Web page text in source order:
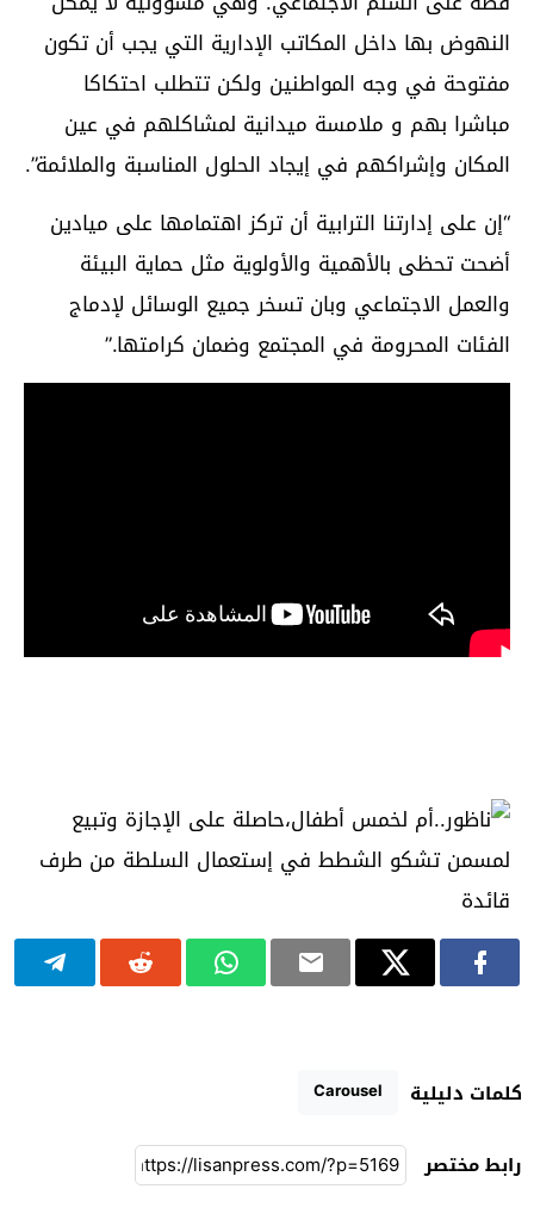
النهوض بها داخل المكاتب الإدارية التي يجب أن تكون
مفتوحة في وجه المواطنين ولكن تتطلب احتكاكا
مباشرا بهم و ملامسة ميدانية لمشاكلهم في عين
المكان وإشراكهم في إيجاد الحلول المناسبة والملائمة”.
“إن على إدارتنا الترابية أن تركز اهتمامها على ميادين
أضحت تحظى بالأهمية والأولوية مثل حماية البيئة
والعمل الاجتماعي وبان تسخر جميع الوسائل لإدماج
الفئات المحرومة في المجتمع وضمان كرامتها.”
كلمات دليلية Carousel
رابط مختصر